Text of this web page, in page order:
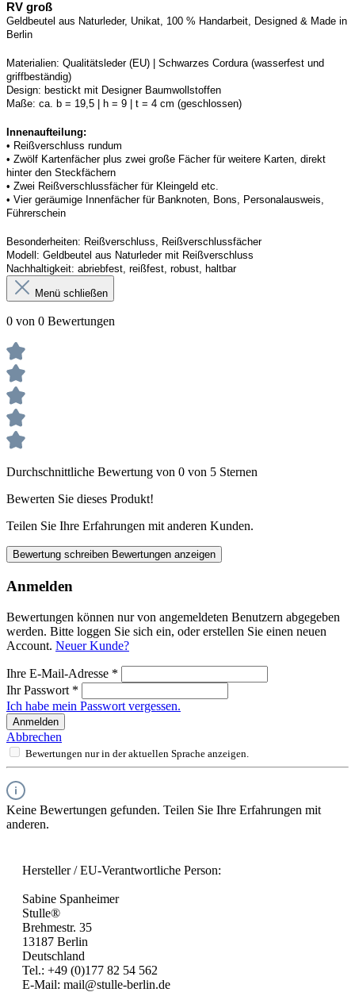
RV groß
Geldbeutel aus Naturleder, Unikat, 100 % Handarbeit, Designed & Made in
Berlin
Materialien: Qualitätsleder (EU) | Schwarzes Cordura (wasserfest und
griffbeständig)
Design: bestickt mit Designer Baumwollstoffen
Maße: ca. b = 19,5 | h = 9 | t = 4 cm (geschlossen)
Innenaufteilung:
• Reißverschluss rundum
• Zwölf Kartenfächer plus zwei große Fächer für weitere Karten, direkt
hinter den Steckfächern
• Zwei Reißverschlussfäc her für Kleingeld etc.
• Vier geräumige Innenfächer für Banknoten, Bons, Personalausweis,
Führerschein
Besonderheiten: Reißverschluss, Reißverschlussfäc her
Modell: Geldbeutel aus Naturleder mit Reißverschluss
Nachhaltigkeit: abriebfest, reißfest, robust, haltbar
Menü schließen
0 von 0 Bewertungen
Durchschnittliche Bewertung von 0 von 5 Sternen
Bewerten Sie dieses Produkt!
Teilen Sie Ihre Erfahrungen mit anderen Kunden.
Bewertung schreiben Bewertungen anzeigen
Anmelden
Bewertungen können nur von angemeldeten Benutzern abgegeben
werden. Bitte loggen Sie sich ein, oder erstellen Sie einen neuen
Account. Neuer Kunde?
Ihre E-Mail-Adresse *
Ihr Passwort *
Ich habe mein Passwort vergessen.
Anmelden
Abbrechen
Bewertungen nur in der aktuellen Sprache anzeigen.
Keine Bewertungen gefunden. Teilen Sie Ihre Erfahrungen mit
anderen.
Hersteller / EU-Verantwortliche Person:
Sabine Spanheimer
Stulle®
Brehmestr. 35
13187 Berlin
Deutschland
Tel.: +49 (0)177 82 54 562
E-Mail: mail@stulle-berlin.de